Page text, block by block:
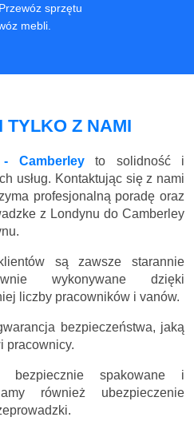
sprzętu
mebli.
TYLKO Z NAMI
Camberleyto solidność i
usług. Kontaktując się z nami
profesjonalną poradę oraz
z Londynu do Camberley
są zawsze starannie
wykonywane dzięki
liczby pracowników i vanów.
bezpieczeństwa, jaką
pracownicy.
bezpiecznie spakowane i
również ubezpieczenie